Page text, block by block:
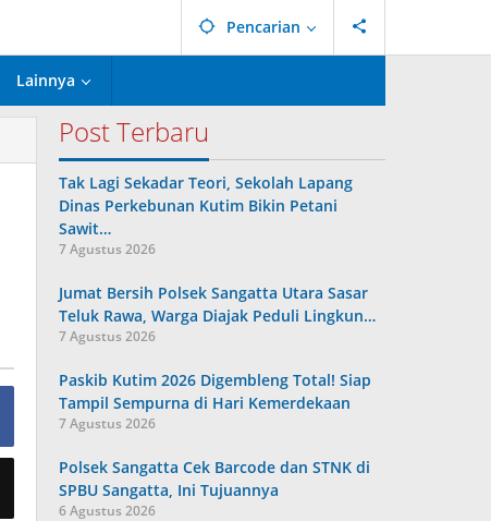
Pencarian
Lainnya
Post Terbaru
Tak Lagi Sekadar Teori, Sekolah Lapang
Dinas Perkebunan Kutim Bikin Petani
Sawit…
7 Agustus 2026
Jumat Bersih Polsek Sangatta Utara Sasar
Teluk Rawa, Warga Diajak Peduli Lingkun…
7 Agustus 2026
Paskib Kutim 2026 Digembleng Total! Siap
Tampil Sempurna di Hari Kemerdekaan
7 Agustus 2026
Polsek Sangatta Cek Barcode dan STNK di
SPBU Sangatta, Ini Tujuannya
6 Agustus 2026